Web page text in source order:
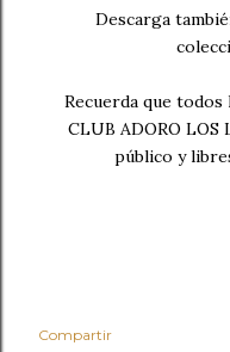
Descarga
Recuerda que
CLUB ADORO LOS
público y
Compartir